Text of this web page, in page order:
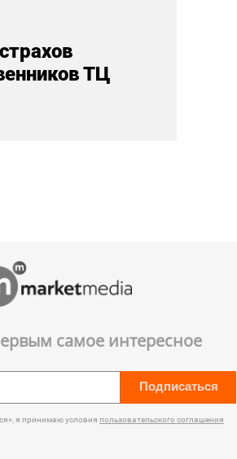
ТЦ
самое интересное
Подписаться
я принимаю условия пользовательского соглашения